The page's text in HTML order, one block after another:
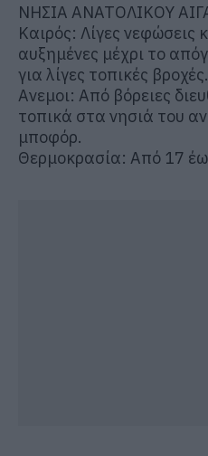
ΝΗΣΙΑ ΑΝΑΤΟΛΙΚΟΥ
Καιρός: Λίγες
αυξημένες μέχρι το
για λίγες τοπικές βροχές.
Ανεμοι: Από βόρειες
τοπικά στα νησιά του
μποφόρ.
Θερμοκρασία: Από 17